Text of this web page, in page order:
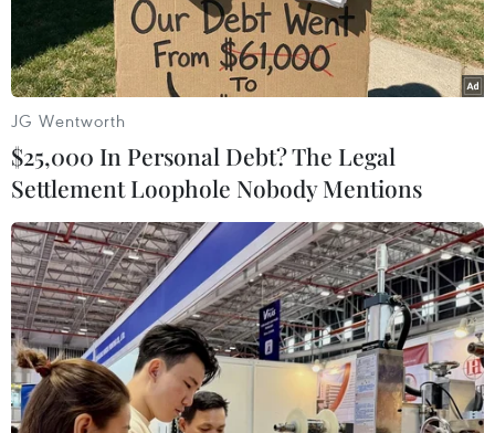
Hải quân Anh thu giữ lượng ma túy trị giá
hàng triệu USD tại Vịnh Oman
24/12/2019 03:46
Trong quá trình tuần tra ở khu vực phía Bắc biển Arab,
Hải quân Anh đã phát hiện một thuyền buồm có dấu
hiệu khả nghi và qua khám xét thuyền buồm, đã phát
JG Wentworth
$25,000 In Personal Debt? The Legal
Settlement Loophole Nobody Mentions